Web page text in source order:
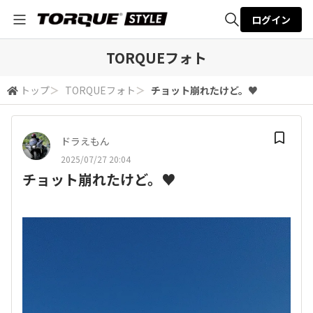
検索
ログイン
TORQUEフォト
トップ＞ TORQUEフォト ＞ チョット崩れたけど。♥️
ドラえもん
2025/07/27 20:04
チョット崩れたけど。♥️